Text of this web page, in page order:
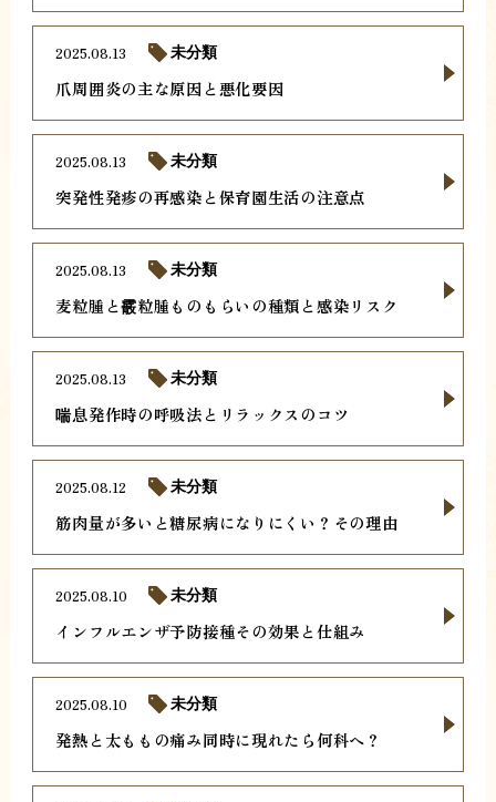
爪周囲炎の主な原因と悪化要因
2025.08.13 未分類
突発性発疹の再感染と保育園生活の注意点
2025.08.13 未分類
麦粒腫と霰粒腫ものもらいの種類と感染リスク
2025.08.13 未分類
喘息発作時の呼吸法とリラックスのコツ
2025.08.13 未分類
筋肉量が多いと糖尿病になりにくい？その理由
2025.08.12 未分類
インフルエンザ予防接種その効果と仕組み
2025.08.10 未分類
発熱と太ももの痛み同時に現れたら何科へ？
2025.08.10 未分類